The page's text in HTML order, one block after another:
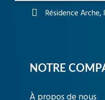
Résidence
NOTRE